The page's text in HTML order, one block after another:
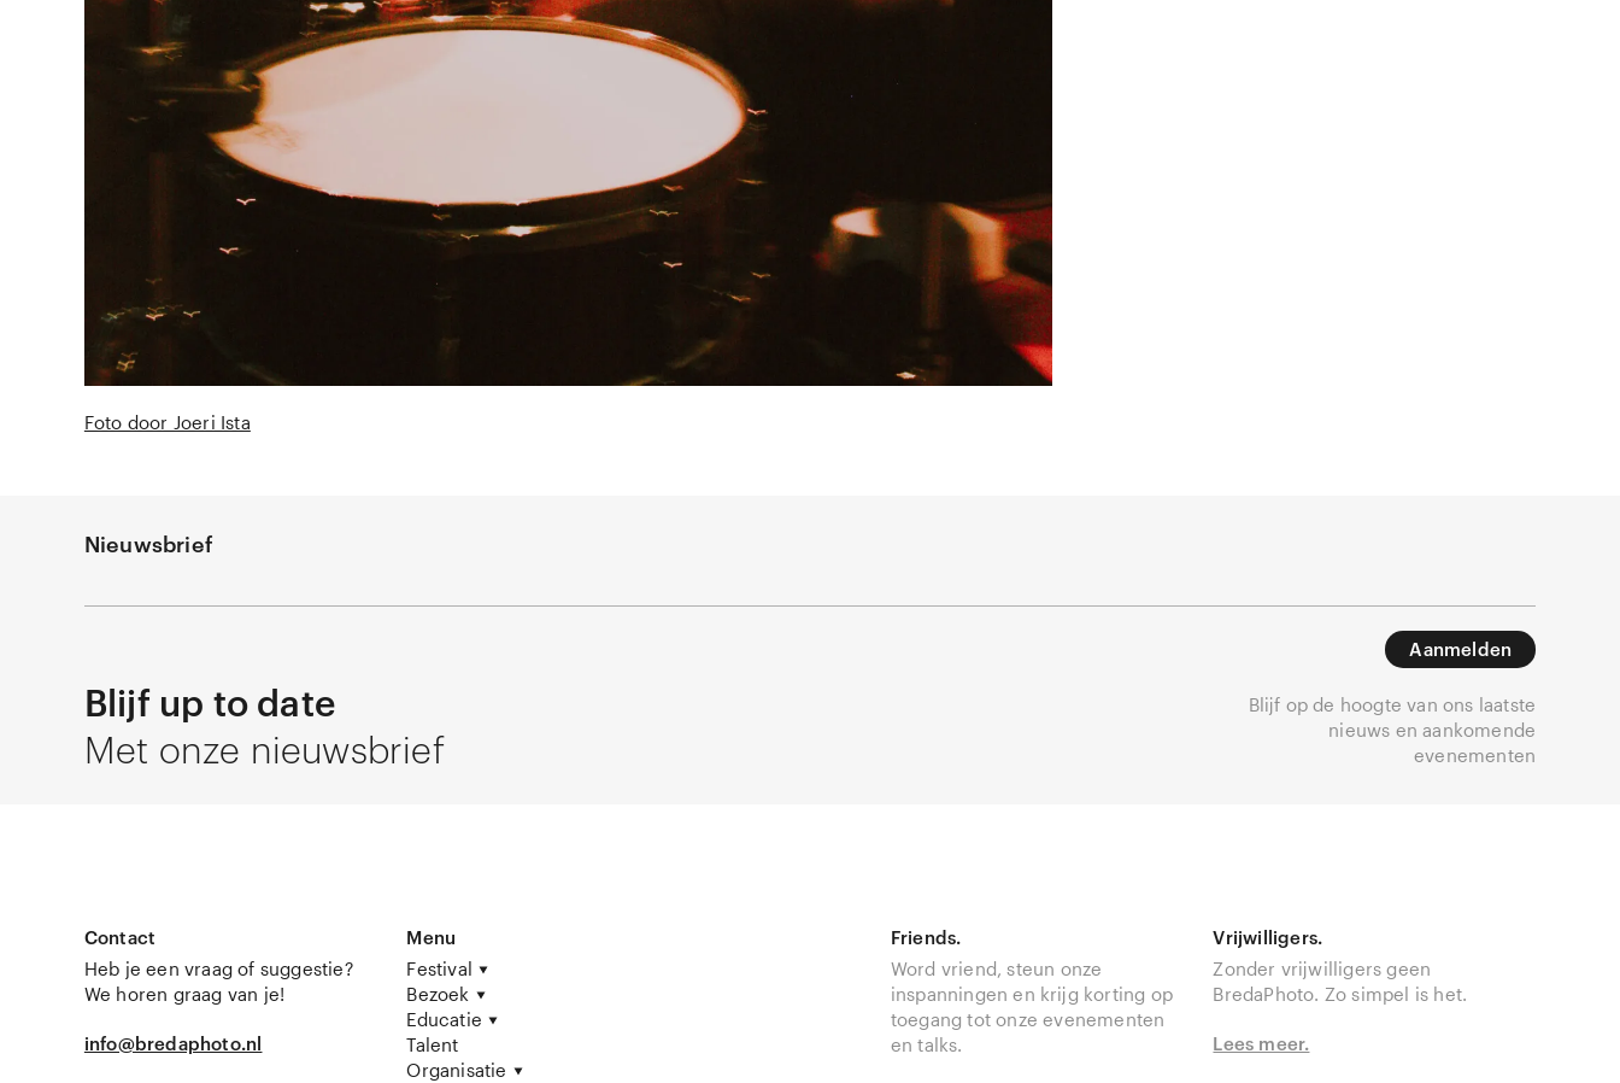
Foto door Joeri Ista
Nieuwsbrief
Blijf up to date
Met onze nieuwsbrief
Aanmelden
Blijf op de hoogte van ons laatste
nieuws en aankomende
evenementen
Contact
Heb je een vraag of suggestie?
We horen graag van je!
info@bredaphoto.nl
Menu
Festival
Bezoek
Educatie
Talent
Organisatie
Friends.
Word vriend, steun onze
inspanningen en krijg korting op
toegang tot onze evenementen
en talks.
Vrijwilligers.
Zonder vrijwilligers geen
BredaPhoto. Zo simpel is het.
Lees meer.